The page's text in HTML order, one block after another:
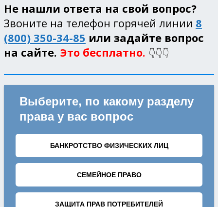
Не нашли ответа на свой вопрос?
Звоните на телефон горячей линии 8
(800) 350-34-85 или задайте вопрос
на сайте. Это бесплатно. 👇👇👇